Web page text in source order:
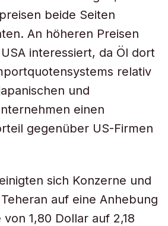
beide Seiten
An höheren Preisen
interessiert, da Öl dort
relativ
und
einen
gegenüber US-Firmen
sich Konzerne und
auf eine Anhebung
1,80 Dollar auf 2,18